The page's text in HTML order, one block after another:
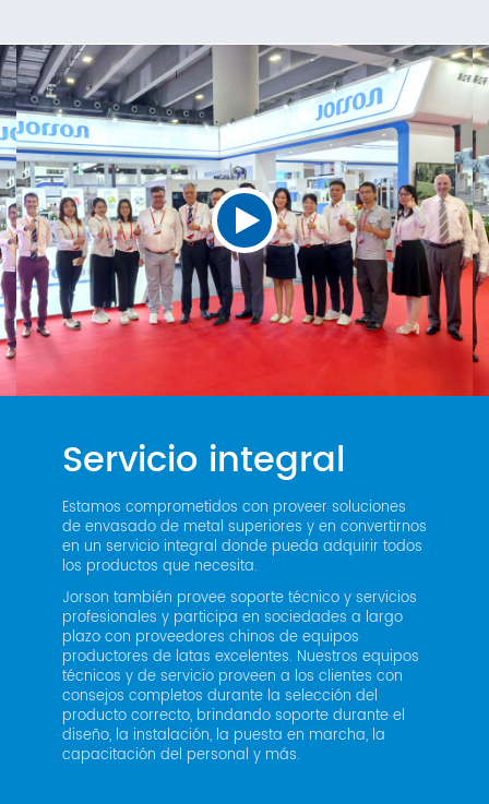
Servicio integral
Estamos comprometidos con proveer soluciones
de envasado de metal superiores y en convertirnos
en un servicio integral donde pueda adquirir todos
los productos que necesita.
Jorson también provee soporte técnico y servicios
profesionales y participa en sociedades a largo
plazo con proveedores chinos de equipos
productores de latas excelentes. Nuestros equipos
técnicos y de servicio proveen a los clientes con
consejos completos durante la selección del
producto correcto, brindando soporte durante el
diseño, la instalación, la puesta en marcha, la
capacitación del personal y más.